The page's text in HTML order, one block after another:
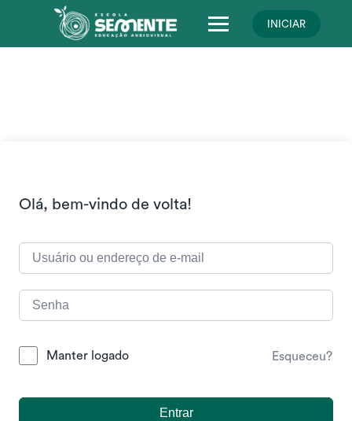
INICIAR
Olá, bem-vindo de volta!
Manter logado Esqueceu?
Entrar